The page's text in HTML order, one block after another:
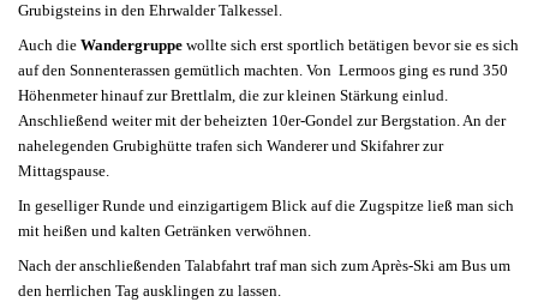
Grubigsteins in den Ehrwalder Talkessel.
Auch die Wandergruppe wollte sich erst sportlich betätigen bevor sie es sich
auf den Sonnenterassen gemütlich machten. Von Lermoos ging es rund 350
Höhenmeter hinauf zur Brettlalm, die zur kleinen Stärkung einlud.
Anschließend weiter mit der beheizten 10er-Gondel zur Bergstation. An der
nahelegenden Grubighütte trafen sich Wanderer und Skifahrer zur
Mittagspause.
In geselliger Runde und einzigartigem Blick auf die Zugspitze ließ man sich
mit heißen und kalten Getränken verwöhnen.
Nach der anschließenden Talabfahrt traf man sich zum Après-Ski am Bus um
den herrlichen Tag ausklingen zu lassen.